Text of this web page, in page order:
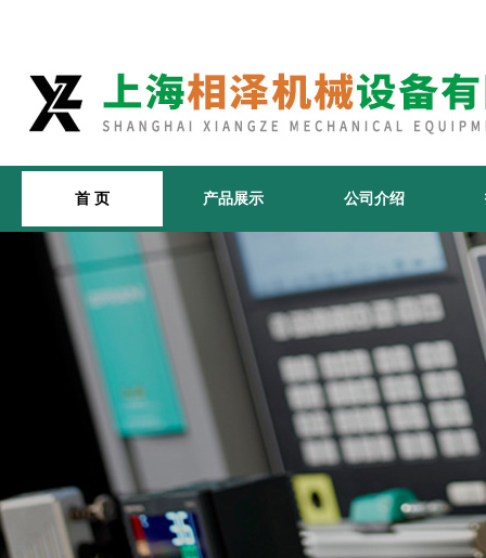
首 页 产品展示 公司介绍